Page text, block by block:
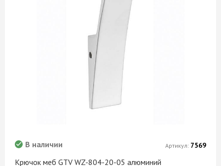
Крючок меб GTV WZ-804-20-05 алюминий
В наличии Артикул: 7569